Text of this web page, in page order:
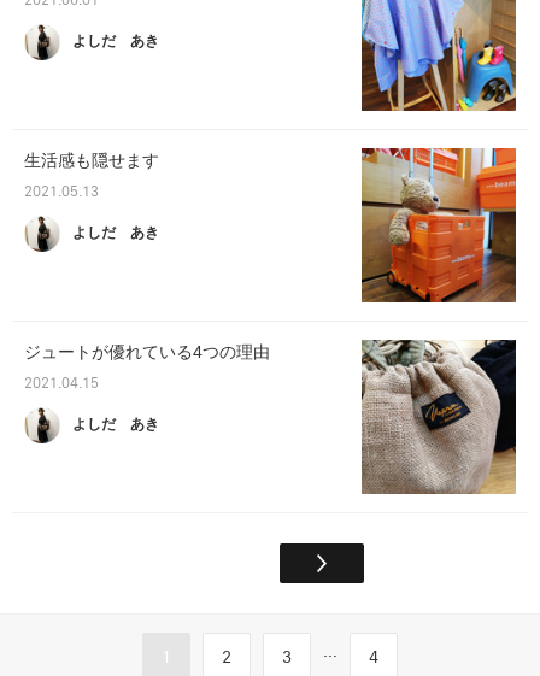
よしだ あき
生活感も隠せます
2021.05.13
よしだ あき
ジュートが優れている4つの理由
2021.04.15
よしだ あき
1 2 3 ... 4